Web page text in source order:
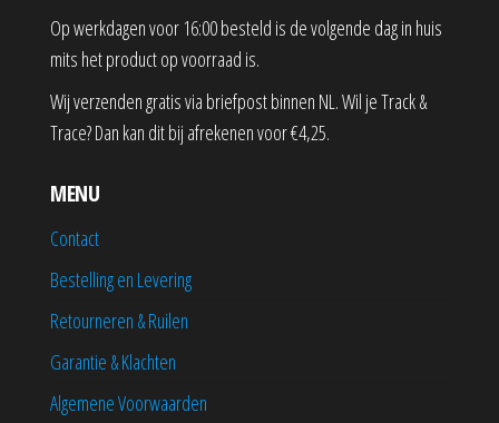
Op werkdagen voor 16:00 besteld is de volgende dag in huis
mits het product op voorraad is.
Wij verzenden gratis via briefpost binnen NL. Wil je Track &
Trace? Dan kan dit bij afrekenen voor €4,25.
MENU
Contact
Bestelling en Levering
Retourneren & Ruilen
Garantie & Klachten
Algemene Voorwaarden